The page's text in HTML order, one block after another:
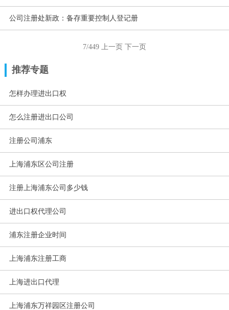
公司注册处新政：备存重要控制人登记册
7/449 上一页 下一页
推荐专题
怎样办理进出口权
怎么注册进出口公司
注册公司浦东
上海浦东区公司注册
注册上海浦东公司多少钱
进出口权代理公司
浦东注册企业时间
上海浦东注册工商
上海进出口代理
上海浦东万祥园区注册公司